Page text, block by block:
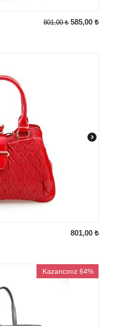
801,00 ₺ 585,00 ₺
801,00 ₺
Kazancınız 64%